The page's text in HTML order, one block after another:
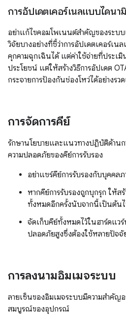
การอัปเดตเคอร์เนลแบบไดนา
อย่าแก้ไขคอมโพเนนต์สำคัญของระบ
วิจัยบางอย่างที่ชี้ว่าการอัปเดตเคอร์เ
คุกคามฉุกเฉินได้ แต่ค่าใช้จ่ายที่ประเ
ประโยชน์ แต่ให้สร้างวิธีการอัปเดต
กระจายการป้องกันช่องโหว่ได้อย่างรวด
การจัดการคีย์
รักษานโยบายและแนวทางปฏิบัติด้านก
ความปลอดภัยของคีย์การรับรอง
อย่าแชร์คีย์การรับรองกับบุคคล
หากคีย์การรับรองถูกบุกรุก ให้ส
ทั้งหมดอีกครั้งนับจากนี้เป็นต้น
จัดเก็บคีย์ทั้งหมดไว้ในฮาร์ดแว
ปลอดภัยสูงซึ่งต้องใช้หลายปัจจั
การลงนามอิมเมจระบบ
ลายเซ็นของอิมเมจระบบมีความสำคัญ
สมบูรณ์ของอุปกรณ์